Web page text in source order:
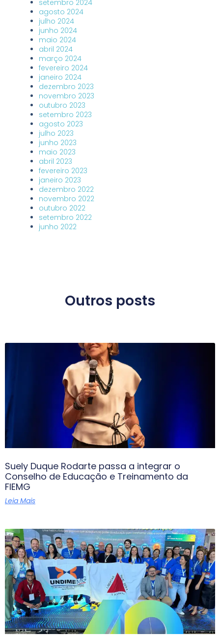
setembro 2024
agosto 2024
julho 2024
junho 2024
maio 2024
abril 2024
março 2024
fevereiro 2024
janeiro 2024
dezembro 2023
novembro 2023
outubro 2023
setembro 2023
agosto 2023
julho 2023
junho 2023
maio 2023
abril 2023
fevereiro 2023
janeiro 2023
dezembro 2022
novembro 2022
outubro 2022
setembro 2022
junho 2022
Outros posts
Suely Duque Rodarte passa a integrar o
Conselho de Educação e Treinamento da
FIEMG
Leia Mais